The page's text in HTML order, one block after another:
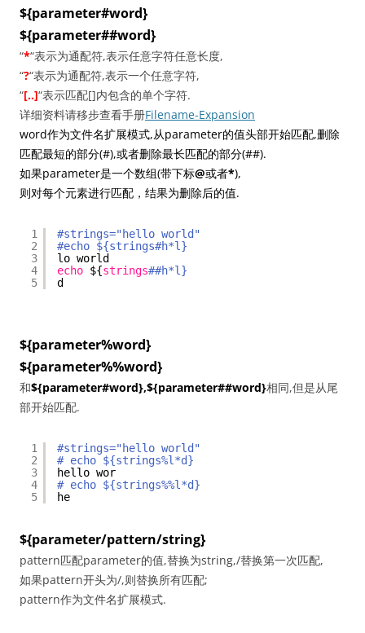
${parameter#word}
${parameter##word}
“*“表示为通配符,表示任意字符任意长度,
“?“表示为通配符,表示一个任意字符,
“[..]“表示匹配[]内包含的单个字符.
详细资料请移步查看手册Filename-Expansion
word作为文件名扩展模式,从parameter的值头部开始匹配,删除
匹配最短的部分(#),或者删除最长匹配的部分(##).
如果parameter是一个数组(带下标@或者*),
则对每个元素进行匹配，结果为删除后的值.
1
2
3
4
5
#strings="hello world"
#echo ${strings#h*l}
lo world
echo ${strings##h*l}
d
${parameter%word}
${parameter%%word}
和${parameter#word},${parameter##word}相同,但是从尾
部开始匹配.
1
2
3
4
5
#strings="hello world"
# echo ${strings%l*d}
hello wor
# echo ${strings%%l*d}
he
${parameter/pattern/string}
pattern匹配parameter的值,替换为string,/替换第一次匹配,
如果pattern开头为/,则替换所有匹配;
pattern作为文件名扩展模式.